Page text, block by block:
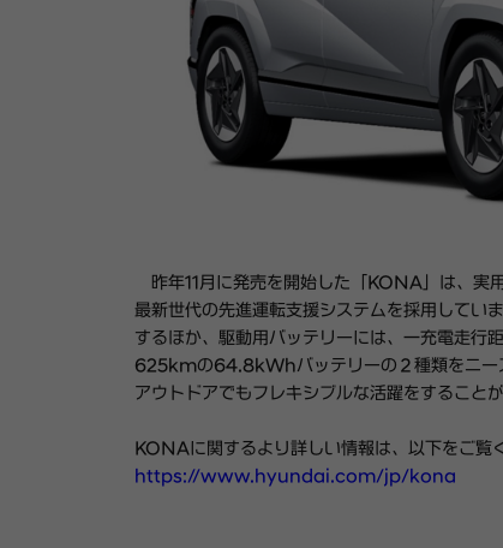
昨年11 月に発売を開始した「 KONA 」は、実
最新世代の先進運転支援システムを採用してい
するほか、駆動用バッテリーには、一充電走行
625kmの64.8kWhバッテリーの２種類をニ
アウトドアでもフレキシブルな活躍をすること
KONA に関するより詳しい情報は、以下をご覧
https://www.hyundai.com/jp/kona